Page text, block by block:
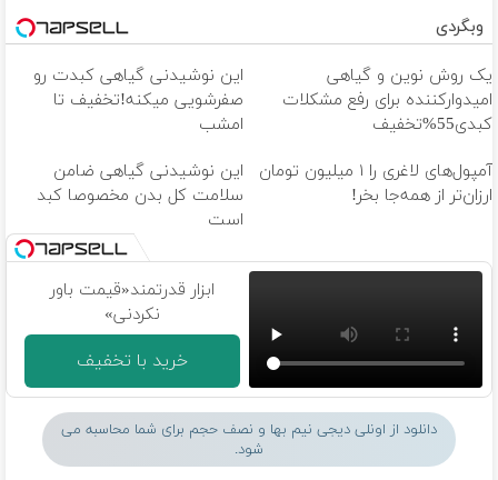
وبگردی
یک روش نوین و گیاهی
امیدوارکننده برای رفع مشکلات
کبدی55%تخفیف
این نوشیدنی گیاهی کبدت رو
صفرشویی میکنه!تخفیف تا
امشب
آمپول‌های لاغری را ۱ میلیون تومان
ارزان‌تر از همه‌جا بخر!
این نوشیدنی گیاهی ضامن
سلامت کل بدن مخصوصا کبد
است
ابزار قدرتمند‌‌«قیمت باور
نکردنی»
خرید با تخفیف
دانلود از اونلی دیجی نیم بها و نصف حجم برای شما محاسبه می
شود.